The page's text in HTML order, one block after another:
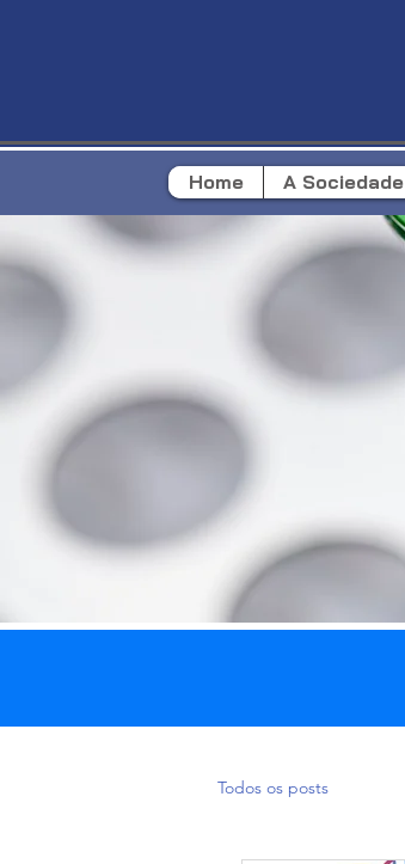
Home A Sociedade
Todos os posts